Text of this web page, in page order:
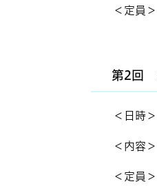
＜定員＞
オン
第2回
＜日時
＜内容＞
＜定員